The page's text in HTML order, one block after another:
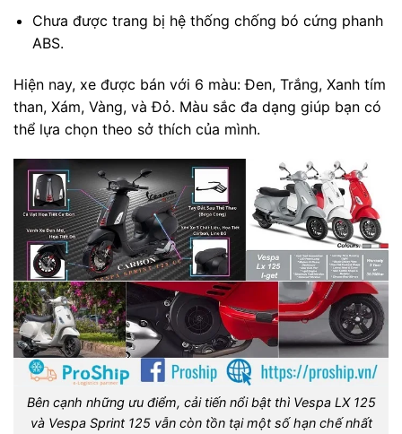
Chưa được trang bị hệ thống chống bó cứng phanh
ABS.
Hiện nay, xe được bán với 6 màu: Đen, Trắng, Xanh tím
than, Xám, Vàng, và Đỏ. Màu sắc đa dạng giúp bạn có
thể lựa chọn theo sở thích của mình.
Bên cạnh những ưu điểm, cải tiến nổi bật thì Vespa LX 125
và Vespa Sprint 125 vẫn còn tồn tại một số hạn chế nhất